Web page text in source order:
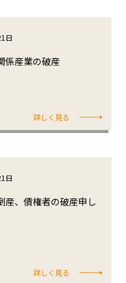
日
係産業の破産
詳しく見る
日
産、債権者の破産申し
詳しく見る